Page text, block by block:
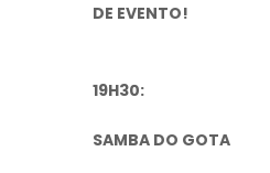
DE EVENTO!
19H30:
SAMBA DO GOTA